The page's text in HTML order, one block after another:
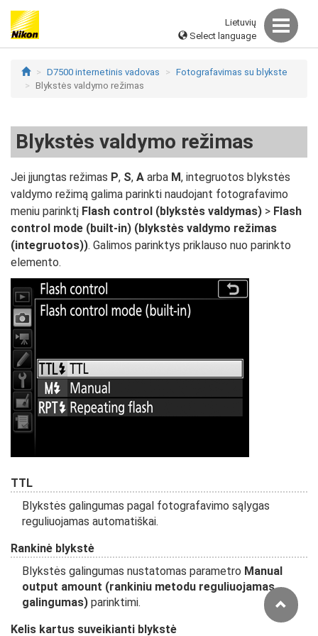
Lietuvių
Select language
D7500 internetinis vadovas
Fotografavimas su blykste
Blykstės valdymo režimas
Blykstės valdymo režimas
Jei įjungtas režimas P, S, A arba M, integruotos blykstės
valdymo režimą galima parinkti naudojant fotografavimo
meniu parinktį Flash control (blykstės valdymas) > Flash
control mode (built-in) (blykstės valdymo režimas
(integruotos)). Galimos parinktys priklauso nuo parinkto
elemento.
TTL
Blykstės galingumas pagal fotografavimo sąlygas
reguliuojamas automatiškai.
Rankinė blykstė
Blykstės galingumas nustatomas parametro Manual
output amount (rankiniu metodu reguliuojamas
galingumas) parinktimi.
Kelis kartus suveikianti blykstė